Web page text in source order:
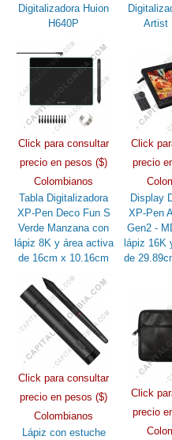
Digitalizadora Huion
H640P
Artist
Click para consultar
precio en pesos ($)
Colombianos
Tabla Digitalizadora
XP-Pen Deco Fun S
Verde Manzana con
lápiz 8K y área activa
de 16cm x 10.16cm
Click
precio
Display
XP-Pen
Gen2 -
lápiz 16K
de
Click para consultar
precio en pesos ($)
Colombianos
Lápiz con estuche
Click
precio